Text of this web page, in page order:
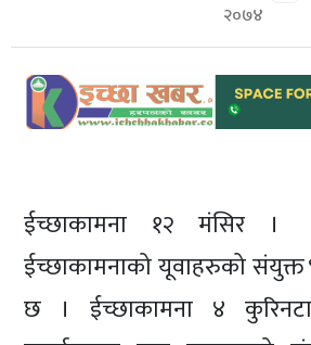
स्वास्थ्य
मनोरञ्जन
रोचक
ईच्छाकामना
टिभि
युनिकोड
२०७४
ईच्छाकामना १२ मंसिर
ईच्छाकामनाको यूवाहरुको संयुक्त
छ । ईच्छाकामना ४